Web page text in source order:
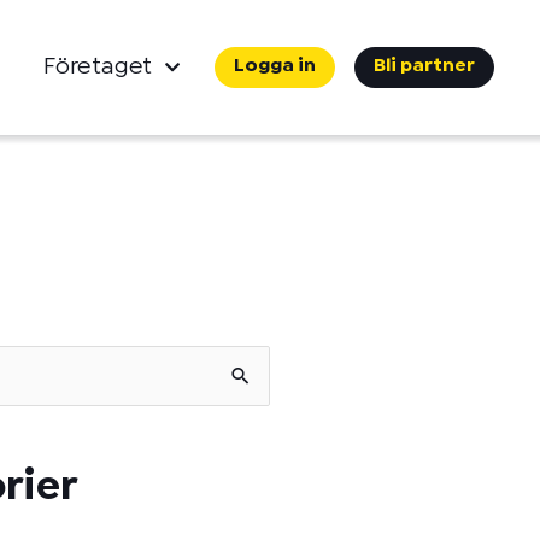
Företaget Logga in Bli partner